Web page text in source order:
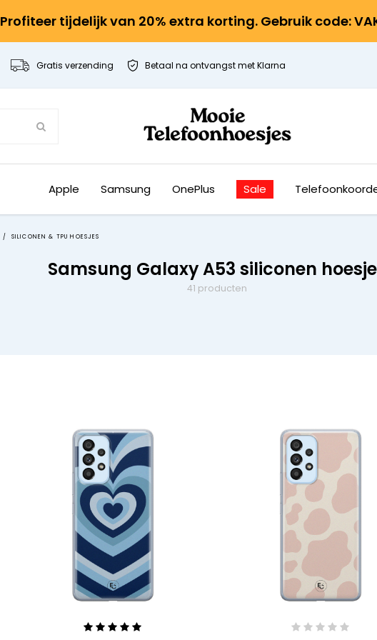
Profiteer tijdelijk van 20% extra korting. Gebruik code:
Gratis verzending Betaal na ontvangst met Klarna
Apple Samsung OnePlus Sale
/ SILICONEN & TPU HOESJES
Samsung Galaxy A53 siliconen
41 producten